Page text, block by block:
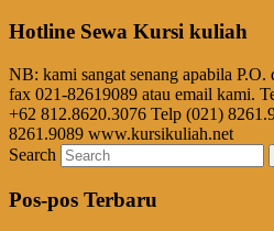
Hotline Sewa Kursi kuliah
NB: kami sangat senang apabila
fax 021-82619089 atau email kami.
+62 812.8620.3076 Telp (021)
8261.9089 www.kursikuliah.net
Search
Pos-pos Terbaru